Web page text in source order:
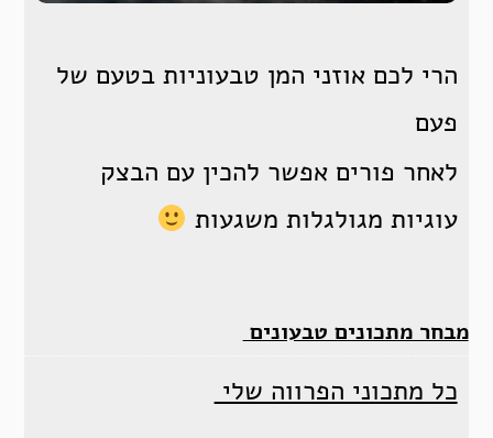
הרי לכם אוזני המן טבעוניות בטעם של
פעם
לאחר פורים אפשר להכין עם הבצק
עוגיות מגולגלות משגעות
מבחר מתכונים טבעונים
כל מתכוני הפרווה שלי